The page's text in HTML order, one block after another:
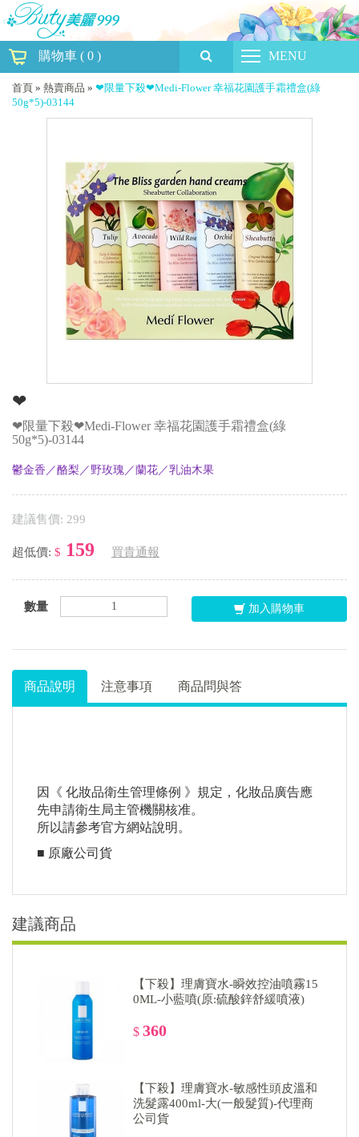
購物車 ( 0 ) MENU
首頁 » 熱賣商品 » ❤限量下殺❤Medi-Flower 幸福花園護手霜禮盒(綠
50g*5)-03144
❤
❤限量下殺❤Medi-Flower 幸福花園護手霜禮盒(綠
50g*5)-03144
鬱金香／酪梨／野玫瑰／蘭花／乳油木果
建議售價: 299
超低價: $ 159 買貴通報
數量 加入購物車
商品說明 注意事項 商品問與答
因《 化妝品衛生管理條例 》規定，化妝品廣告應
先申請衛生局主管機關核准。
所以請參考官方網站說明。
■ 原廠公司貨
建議商品
【下殺】理膚寶水-瞬效控油噴霧15
0ML-小藍噴(原:硫酸鋅舒緩噴液)
$ 360
【下殺】理膚寶水-敏感性頭皮溫和
洗髮露400ml-大(一般髮質)-代理商
公司貨